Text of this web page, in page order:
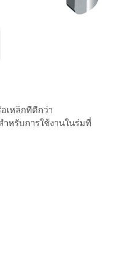
เหล็กที่ดีกว่า
ำหรับการใช้งานในร่มที่